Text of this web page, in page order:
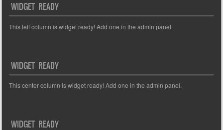
WIDGET READY
This left column is widget ready! Add one in the admin panel.
WIDGET READY
This center column is widget ready! Add one in the admin panel.
WIDGET READY